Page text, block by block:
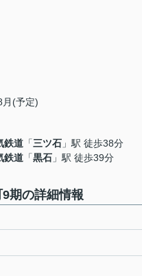
月(予定)
鉄道 「三ツ石 」駅 徒歩38分
鉄道 「黒石 」駅 徒歩39分
期の詳細情報